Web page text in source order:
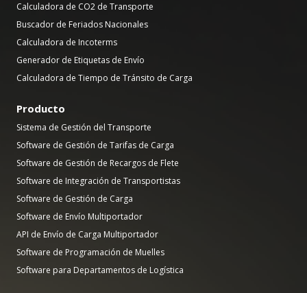
Calculadora de CO2 de Transporte
Buscador de Feriados Nacionales
Calculadora de Incoterms
Generador de Etiquetas de Envío
Calculadora de Tiempo de Tránsito de Carga
Producto
Sistema de Gestión del Transporte
Software de Gestión de Tarifas de Carga
Software de Gestión de Recargos de Flete
Software de Integración de Transportistas
Software de Gestión de Carga
Software de Envío Multiportador
API de Envío de Carga Multiportador
Software de Programación de Muelles
Software para Departamentos de Logística